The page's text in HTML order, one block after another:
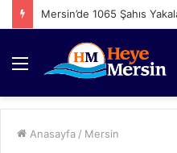
Mersin’de 1065 Şahıs
Menü
Anasayfa / Mersin